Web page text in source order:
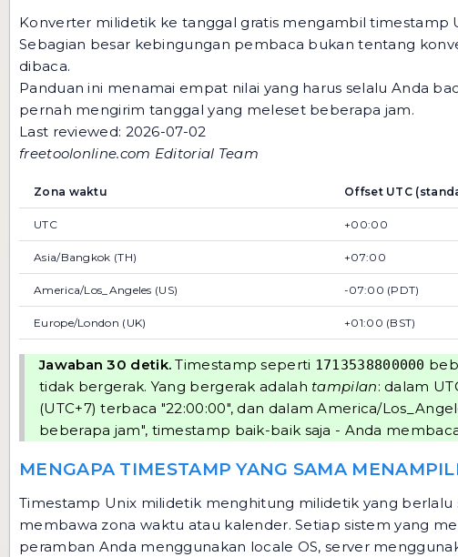
Konverter milidetik ke tanggal gratis mengambil timestamp
Sebagian besar kebingungan pembaca bukan tentang
dibaca.
Panduan ini menamai empat nilai yang harus selalu Anda
pernah mengirim tanggal yang meleset beberapa jam.
Last reviewed: 2026-07-02
freetoolonline.com Editorial Team
Zona waktu Offset UTC
UTC +00:00
Asia/Bangkok (TH) +07:00
America/Los_Angeles (US) -07:00 (PDT)
Europe/London (UK) +01:00 (BST)
Jawaban 30 detik. Timestamp seperti 1713538800000
tidak bergerak. Yang bergerak adalah tampilan: dalam
(UTC+7) terbaca "22:00:00", dan dalam America/
beberapa jam", timestamp baik-baik saja - Anda
MENGAPA TIMESTAMP YANG SAMA
Timestamp Unix milidetik menghitung milidetik yang berlalu
membawa zona waktu atau kalender. Setiap sistem yang
peramban Anda menggunakan locale OS, server